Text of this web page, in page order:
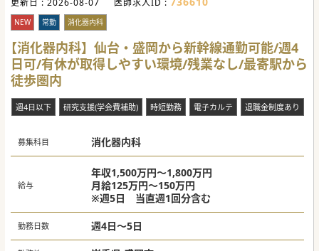
更新日 : 2026-08-07 医師求人ID :
NEW 常勤 消化器内科
【消化器内科】仙台・盛岡から新幹線通勤可能/週4
日可/有休が取得しやすい環境/残業なし/最寄駅から
徒歩圏内
週4日以下 研究支援(学会費補助) 時短勤務 電子カルテ 退職金制度あり
募集科目 消化器内科
給与
年収1,500万円～1,800万円
月給125万円～150万円
※週5日 当直週1回分含む
勤務日数 週4日～5日